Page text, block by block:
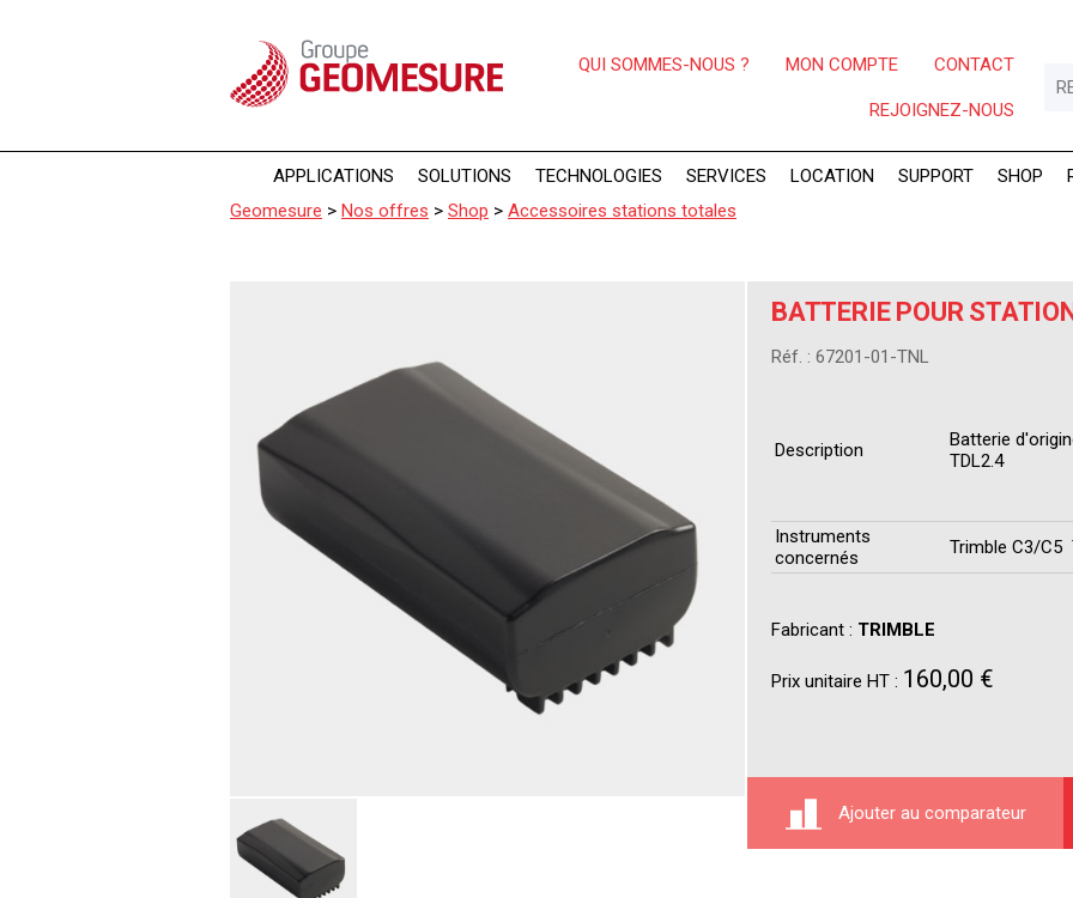
QUI SOMMES-NOUS ? MON COMPTE CONTACT
REJOIGNEZ-NOUS
APPLICATIONS SOLUTIONS TECHNOLOGIES SERVICES LOCATION SUPPORT SHOP
Geomesure > Nos offres > Shop > Accessoires stations totales
BATTERIE POUR
Réf. : 67201-01-TNL
Description
Batterie
TDL2.4
Instruments
concernés
Trimble C3/C5
Fabricant : TRIMBLE
Prix unitaire HT : 160,00 €
Ajouter au comparateur